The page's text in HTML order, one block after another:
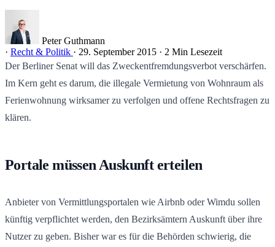
Peter Guthmann
· Recht & Politik · 29. September 2015 · 2 Min Lesezeit
Der Berliner Senat will das Zweckentfremdungsverbot verschärfen.
Im Kern geht es darum, die illegale Vermietung von Wohnraum als
Ferienwohnung wirksamer zu verfolgen und offene Rechtsfragen zu
klären.
Portale müssen Auskunft erteilen
Anbieter von Vermittlungsportalen wie Airbnb oder Wimdu sollen
künftig verpflichtet werden, den Bezirksämtern Auskunft über ihre
Nutzer zu geben. Bisher war es für die Behörden schwierig, die